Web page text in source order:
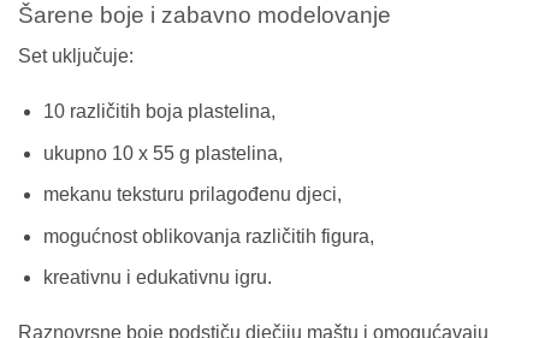
Šarene boje i zabavno modelovanje
Set uključuje:
10 različitih boja plastelina,
ukupno 10 x 55 g plastelina,
mekanu teksturu prilagođenu djeci,
mogućnost oblikovanja različitih figura,
kreativnu i edukativnu igru.
Raznovrsne boje podstiču dječiju maštu i omogućavaju